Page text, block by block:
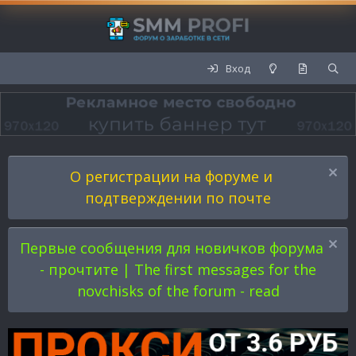
Вход
О регистрации на форуме и
подтверждении по почте
Первые сообщения для новичков форума
- прочтите | The first messages for the
novchisks of the forum - read